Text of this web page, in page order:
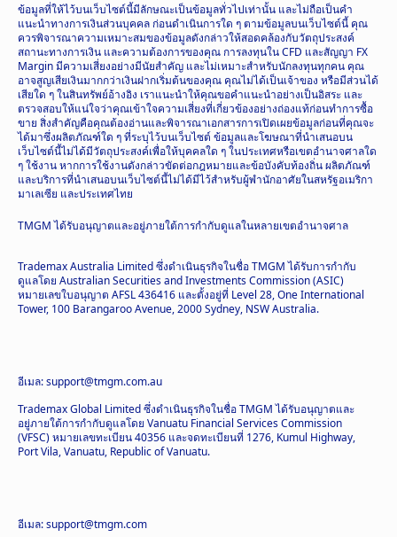
ข้อมูลที่ให้ไว้บนเว็บไซต์นี้มีลักษณะเป็นข้อมูลทั่วไปเท่านั้น และไม่ถือเป็นคำ
แนะนำทางการเงินส่วนบุคคล ก่อนดำเนินการใด ๆ ตามข้อมูลบนเว็บไซต์นี้ คุณ
ควรพิจารณาความเหมาะสมของข้อมูลดังกล่าวให้สอดคล้องกับวัตถุประสงค์
สถานะทางการเงิน และความต้องการของคุณ การลงทุนใน CFD และสัญญา FX
Margin มีความเสี่ยงอย่างมีนัยสำคัญ และไม่เหมาะสำหรับนักลงทุนทุกคน คุณ
อาจสูญเสียเงินมากกว่าเงินฝากเริ่มต้นของคุณ คุณไม่ได้เป็นเจ้าของ หรือมีส่วนได้
เสียใด ๆ ในสินทรัพย์อ้างอิง เราแนะนำให้คุณขอคำแนะนำอย่างเป็นอิสระ และ
ตรวจสอบให้แน่ใจว่าคุณเข้าใจความเสี่ยงที่เกี่ยวข้องอย่างถ่องแท้ก่อนทำการซื้อ
ขาย สิ่งสำคัญคือคุณต้องอ่านและพิจารณาเอกสารการเปิดเผยข้อมูลก่อนที่คุณจะ
ได้มาซึ่งผลิตภัณฑ์ใด ๆ ที่ระบุไว้บนเว็บไซต์ ข้อมูลและโฆษณาที่นำเสนอบน
เว็บไซต์นี้ไม่ได้มีวัตถุประสงค์เพื่อให้บุคคลใด ๆ ในประเทศหรือเขตอำนาจศาลใด
ๆ ใช้งาน หากการใช้งานดังกล่าวขัดต่อกฎหมายและข้อบังคับท้องถิ่น ผลิตภัณฑ์
และบริการที่นำเสนอบนเว็บไซต์นี้ไม่ได้มีไว้สำหรับผู้พำนักอาศัยในสหรัฐอเมริกา
มาเลเซีย และประเทศไทย
TMGM ได้รับอนุญาตและอยู่ภายใต้การกำกับดูแลในหลายเขตอำนาจศาล
Trademax Australia Limited ซึ่งดำเนินธุรกิจในชื่อ TMGM ได้รับการกำกับ
ดูแลโดย Australian Securities and Investments Commission (ASIC)
หมายเลขใบอนุญาต AFSL 436416 และตั้งอยู่ที่ Level 28, One International
Tower, 100 Barangaroo Avenue, 2000 Sydney, NSW Australia.
อีเมล: support@tmgm.com.au
Trademax Global Limited ซึ่งดำเนินธุรกิจในชื่อ TMGM ได้รับอนุญาตและ
อยู่ภายใต้การกำกับดูแลโดย Vanuatu Financial Services Commission
(VFSC) หมายเลขทะเบียน 40356 และจดทะเบียนที่ 1276, Kumul Highway,
Port Vila, Vanuatu, Republic of Vanuatu.
อีเมล: support@tmgm.com